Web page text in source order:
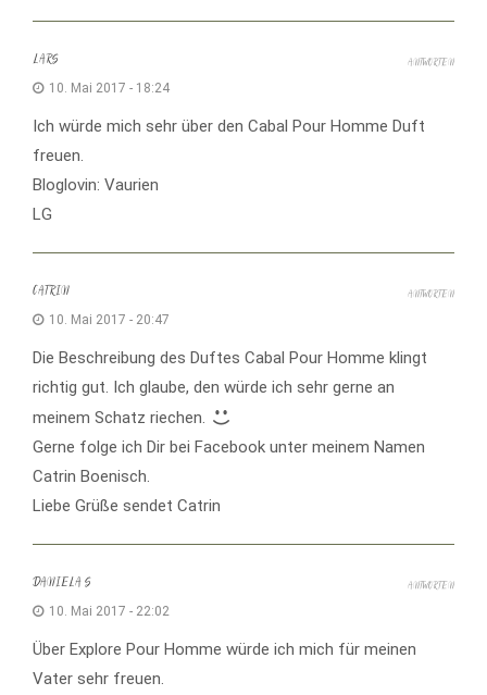
LARS
10. Mai 2017 - 18:24
Ich würde mich sehr über den Cabal Pour Homme Duft
freuen.
Bloglovin: Vaurien
LG
ANTWORTEN
CATRIN
10. Mai 2017 - 20:47
Die Beschreibung des Duftes Cabal Pour Homme klingt
richtig gut. Ich glaube, den würde ich sehr gerne an
meinem Schatz riechen.
Gerne folge ich Dir bei Facebook unter meinem Namen
Catrin Boenisch.
Liebe Grüße sendet Catrin
ANTWORTEN
DANIELA S
10. Mai 2017 - 22:02
Über Explore Pour Homme würde ich mich für meinen
Vater sehr freuen.
ANTWORTEN